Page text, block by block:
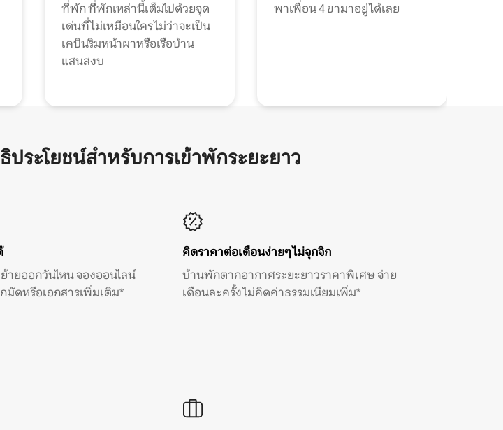
ที่พัก ที่พักเหล่านี้เต็มไปด้วยจุด
เด่นที่ไม่เหมือนใคร ไม่ว่าจะเป็น
เคบินริมหน้าผาหรือเรือบ้าน
แสนสงบ
พาเพื่อน 4 ขามาอยู่ได้เลย
ระโยชน์สำหรับการเข้าพักระยะยาว
ายออกวันไหน จองออนไลน์
มัดหรือเอกสารเพิ่มเติม*
คิดราคาต่อเดือนง่ายๆ ไม่จุกจิก
บ้านพักตากอากาศระยะยาวราคาพิเศษ จ่าย
เดือนละครั้ง ไม่คิดค่าธรรมเนียมเพิ่ม*